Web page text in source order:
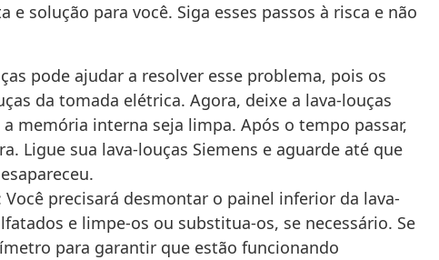
solução para você. Siga esses passos à risca e não
pode ajudar a resolver esse problema, pois os
da tomada elétrica. Agora, deixe a lava-louças
memória interna seja limpa. Após o tempo passar,
Ligue sua lava-louças Siemens e aguarde até que
Você precisará desmontar o painel inferior da lava-
e limpe-os ou substitua-os, se necessário. Se
para garantir que estão funcionando